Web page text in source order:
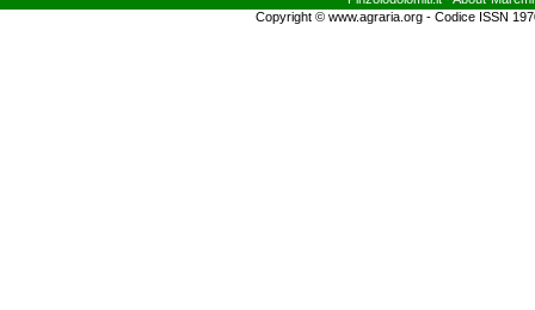
Copyright © www.agraria.org - Codice ISSN